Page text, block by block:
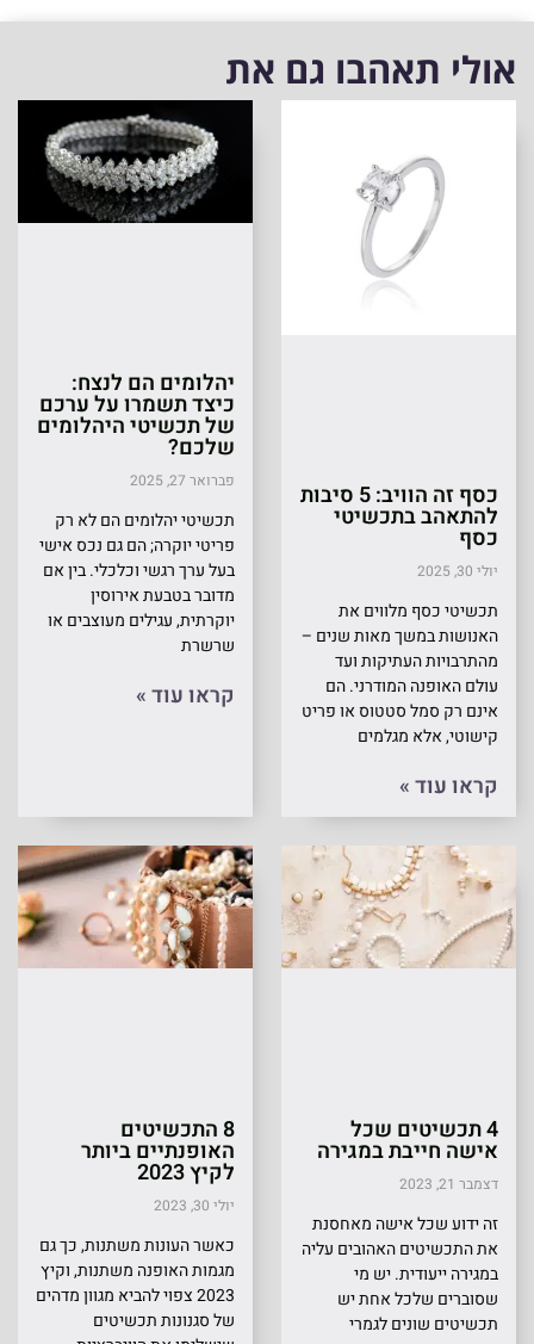
אולי תאהבו גם את
כסף זה הוויב: 5 סיבות
להתאהב בתכשיטי
כסף
יולי 30, 2025
תכשיטי כסף מלווים את
האנושות במשך מאות שנים –
מהתרבויות העתיקות ועד
עולם האופנה המודרני. הם
אינם רק סמל סטטוס או פריט
קישוטי, אלא מגלמים
קראו עוד »
יהלומים הם לנצח:
כיצד תשמרו על ערכם
של תכשיטי היהלומים
שלכם?
פברואר 27, 2025
תכשיטי יהלומים הם לא רק
פריטי יוקרה; הם גם נכס אישי
בעל ערך רגשי וכלכלי. בין אם
מדובר בטבעת אירוסין
יוקרתית, עגילים מעוצבים או
שרשרת
קראו עוד »
4 תכשיטים שכל
אישה חייבת במגירה
דצמבר 21, 2023
זה ידוע שכל אישה מאחסנת
את התכשיטים האהובים עליה
במגירה ייעודית. יש מי
שסוברים שלכל אחת יש
תכשיטים שונים לגמרי
8 התכשיטים
האופנתיים ביותר
לקיץ 2023
יולי 30, 2023
כאשר העונות משתנות, כך גם
מגמות האופנה משתנות, וקיץ
2023 צפוי להביא מגוון מדהים
של סגנונות תכשיטים